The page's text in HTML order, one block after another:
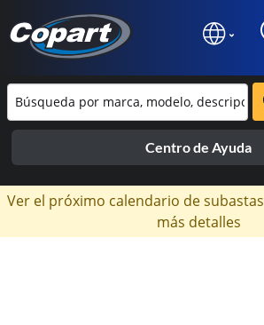
Centro de Ayuda
Ver el próximo calendario de subastas
más detalles